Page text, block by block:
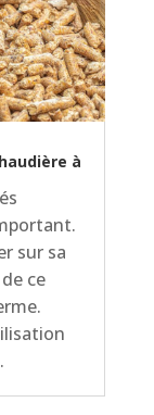
à
sur sa
ce